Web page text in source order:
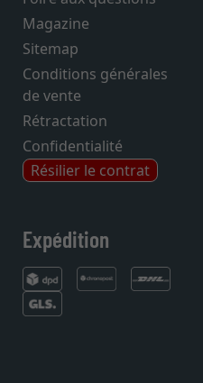
Magazine
Sitemap
Conditions générales
de vente
Rétractation
Confidentialité
Résilier le contrat
Expédition